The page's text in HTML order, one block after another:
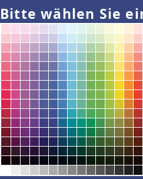
Bitte wählen Sie